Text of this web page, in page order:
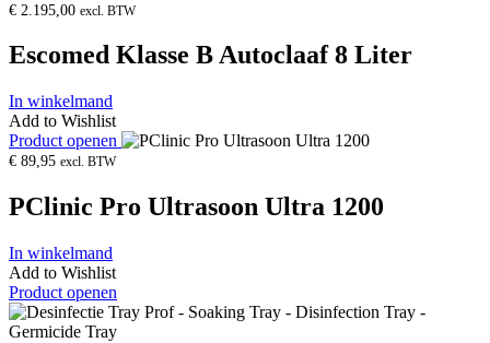
€ 2.195,00 excl. BTW
Escomed Klasse B Autoclaaf 8 Liter
In winkelmand
Add to Wishlist
Product openen
€ 89,95 excl. BTW
PClinic Pro Ultrasoon Ultra 1200
In winkelmand
Add to Wishlist
Product openen